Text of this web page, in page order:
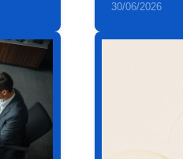
30/06/2026